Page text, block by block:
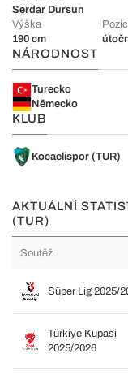
Serdar Dursun
Výška
190 cm
NÁRODNOST
Turecko
Německo
KLUB
Kocaelispor (TUR)
AKTUÁLNÍ
(TUR)
Soutěž
Süper Lig 2025/
Türkiye Kupasi
2025/2026